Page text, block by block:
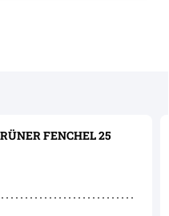
FENCHEL 25